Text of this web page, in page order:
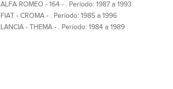
ALFA ROMEO - 164 - . Período: 1987 a 1993
FIAT - CROMA - . Período: 1985 a 1996
LANCIA - THEMA - . Período: 1984 a 1989